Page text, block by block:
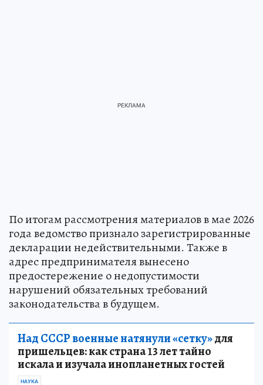
По итогам рассмотрения материалов в мае 2026
года ведомство признало зарегистрированные
декларации недействительными. Также в
адрес предпринимателя вынесено
предостережение о недопустимости
нарушений обязательных требований
законодательства в будущем.
Над СССР военные натянули «сетку»для
пришельцев: как страна 13 лет тайно
искала и изучала инопланетных гостей
НАУКА